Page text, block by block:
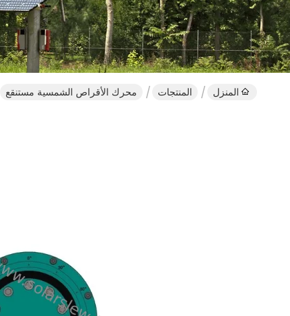
المنزل المنتجات محرك الأقراص الشمسية مستنقع